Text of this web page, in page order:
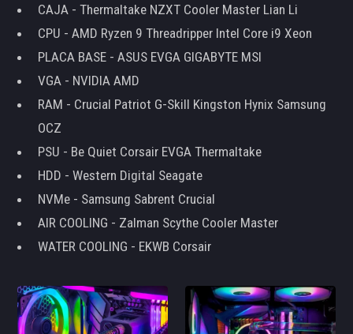
CAJA - Thermaltake NZXT Cooler Master Lian Li
CPU - AMD Ryzen 9 Threadripper Intel Core i9 Xeon
PLACA BASE - ASUS EVGA GIGABYTE MSI
VGA - NVIDIA AMD
RAM - Crucial Patriot G-Skill Kingston Hynix Samsung
OCZ
PSU - Be Quiet Corsair EVGA Thermaltake
HDD - Western Digital Seagate
NVMe - Samsung Sabrent Crucial
AIR COOLING - Zalman Scythe Cooler Master
WATER COOLING - EKWB Corsair